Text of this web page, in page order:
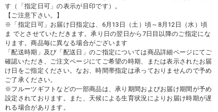
す（「指定日可」の表示が目印です）。
【ご注意下さい。】
※「指定日可」お届け日指定は、6月13日（土）頃～8月12日（水）頃
ま でとさせていただきます。承り日の翌日から7日目以降のご指定にな
ります。商品毎に異なる場合がございます
「配送時期」及び「配送日」のご指定については商品詳細ページにてご
確認いただき、ご注文ページにてご希望の時期、または表示されたお届
け日をご指定ください。なお、時間帯指定は承っておりませんので予め
ご了承ください。
※フルーツギフトなどの一部商品は、承り期間およびお届け期間が予め
設定されております。また、天候による生育状況によりお届け時期が遅
れる場合があります。